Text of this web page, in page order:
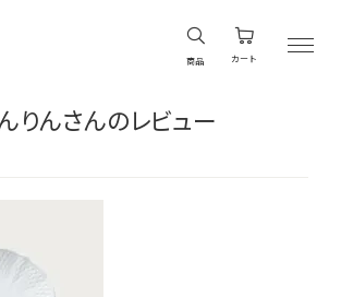
商品 カート
りんさんのレビュー